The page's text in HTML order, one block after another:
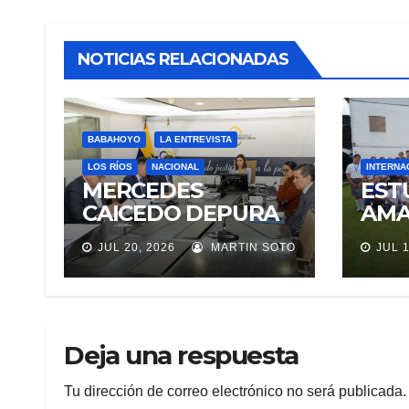
NOTICIAS RELACIONADAS
BABAHOYO LA ENTREVISTA
LOS RÍOS NACIONAL
MERCEDES
CAICEDO DEPURA
EL CONSEJO DE LA
JUDICATURA
JUL 20, 2026 MARTIN SOTO JUL
Deja una respuesta
Tu dirección de correo electrónico no será publicada.